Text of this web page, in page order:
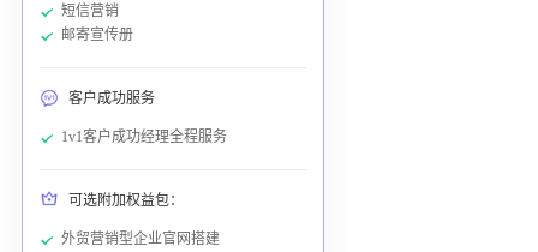
短信营销
邮寄宣传册
客户成功服务
1v1客户成功经理全程服务
可选附加权益包：
外贸营销型企业官网搭建